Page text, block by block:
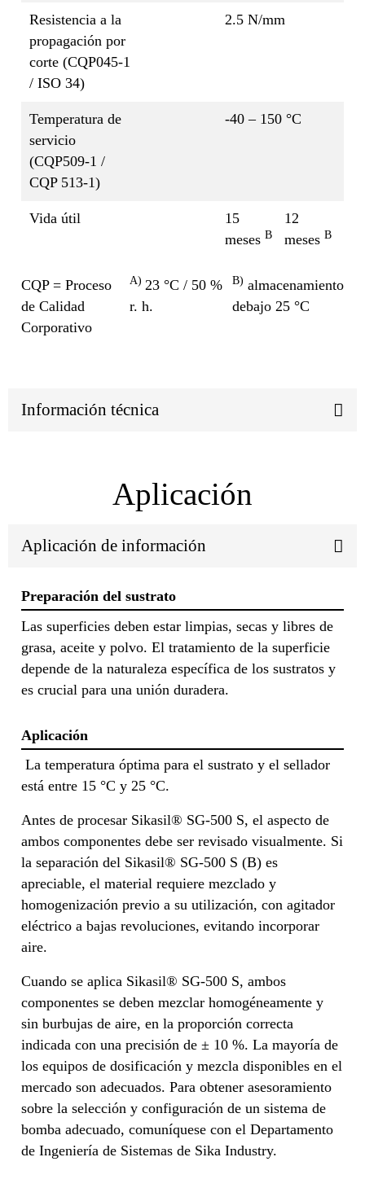
Resistencia a la
propagación por
corte (CQP045-1
/ ISO 34)
2.5 N/mm
Temperatura de
servicio
(CQP509-1 /
CQP 513-1)
-40 – 150 °C
Vida útil
15
meses B
12
meses B
CQP = Proceso
de Calidad
Corporativo
A) 23 °C / 50 %
r. h.
B) almacenamiento
debajo 25 °C
Información técnica
Aplicación
Aplicación de información
Preparación del sustrato
Las superficies deben estar limpias, secas y libres de
grasa, aceite y polvo. El tratamiento de la superficie
depende de la naturaleza específica de los sustratos y
es crucial para una unión duradera.
Aplicación
La temperatura óptima para el sustrato y el sellador
está entre 15 °C y 25 °C.
Antes de procesar Sikasil® SG-500 S, el aspecto de
ambos componentes debe ser revisado visualmente. Si
la separación del Sikasil® SG-500 S (B) es
apreciable, el material requiere mezclado y
homogenización previo a su utilización, con agitador
eléctrico a bajas revoluciones, evitando incorporar
aire.
Cuando se aplica Sikasil® SG-500 S, ambos
componentes se deben mezclar homogéneamente y
sin burbujas de aire, en la proporción correcta
indicada con una precisión de ± 10 %. La mayoría de
los equipos de dosificación y mezcla disponibles en el
mercado son adecuados. Para obtener asesoramiento
sobre la selección y configuración de un sistema de
bomba adecuado, comuníquese con el Departamento
de Ingeniería de Sistemas de Sika Industry.